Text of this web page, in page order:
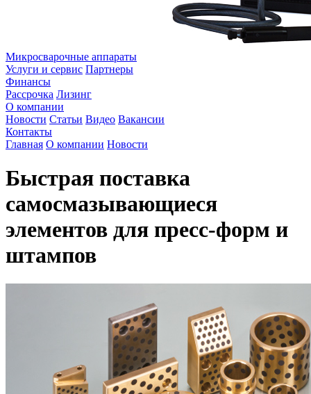
Микросварочные аппараты
Услуги и сервис Партнеры
Финансы
Рассрочка Лизинг
О компании
Новости Статьи Видео Вакансии
Контакты
Главная О компании Новости
Быстрая поставка
самосмазывающиеся
элементов для пресс-форм и
штампов